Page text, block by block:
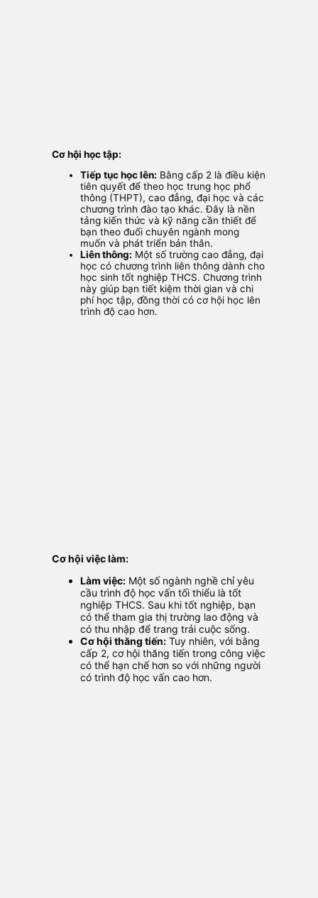
Cơ hội học tập:
Tiếp tục học lên: Bằng cấp 2 là điều kiện
tiên quyết để theo học trung học phổ
thông (THPT), cao đẳng, đại học và các
chương trình đào tạo khác. Đây là nền
tảng kiến thức và kỹ năng cần thiết để
bạn theo đuổi chuyên ngành mong
muốn và phát triển bản thân.
Liên thông: Một số trường cao đẳng, đại
học có chương trình liên thông dành cho
học sinh tốt nghiệp THCS. Chương trình
này giúp bạn tiết kiệm thời gian và chi
phí học tập, đồng thời có cơ hội học lên
trình độ cao hơn.
Cơ hội việc làm:
Làm việc:Một số ngành nghề chỉ yêu
cầu trình độ học vấn tối thiểu là tốt
nghiệp THCS. Sau khi tốt nghiệp, bạn
có thể tham gia thị trường lao động và
có thu nhập để trang trải cuộc sống.
Cơ hội thăng tiến:Tuy nhiên, với bằng
cấp 2, cơ hội thăng tiến trong công việc
có thể hạn chế hơn so với những người
có trình độ học vấn cao hơn.